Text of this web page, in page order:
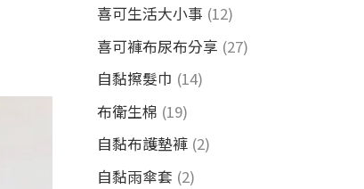
喜可生活大小事 (12)
喜可褲布尿布分享 (27)
自黏擦髮巾 (14)
布衛生棉 (19)
自黏布護墊褲 (2)
自黏雨傘套 (2)